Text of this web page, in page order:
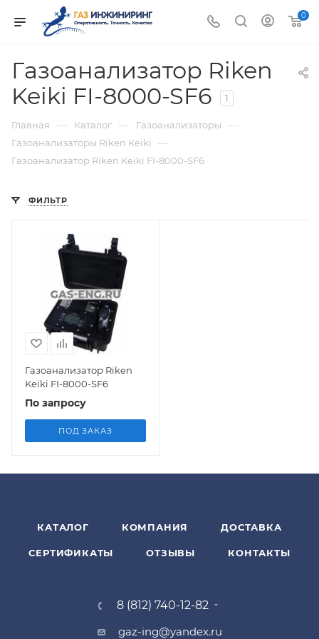
0
Газоанализатор Riken
Keiki FI-8000-SF6
1
Главная — Каталог — Газоанализаторы —
Газоанализаторы Riken Keiki —
Газоанализатор Riken Keiki FI-8000-SF6
ФИЛЬТР
Газоанализатор Riken
Keiki FI-8000-SF6
По запросу
ПОД ЗАКАЗ
КАТАЛОГ КОМПАНИЯ ДОСТАВКА
СЕРТИФИКАТЫ ОТЗЫВЫ КОНТАКТЫ
8 (812) 740-12-82
gaz-ing@yandex.ru